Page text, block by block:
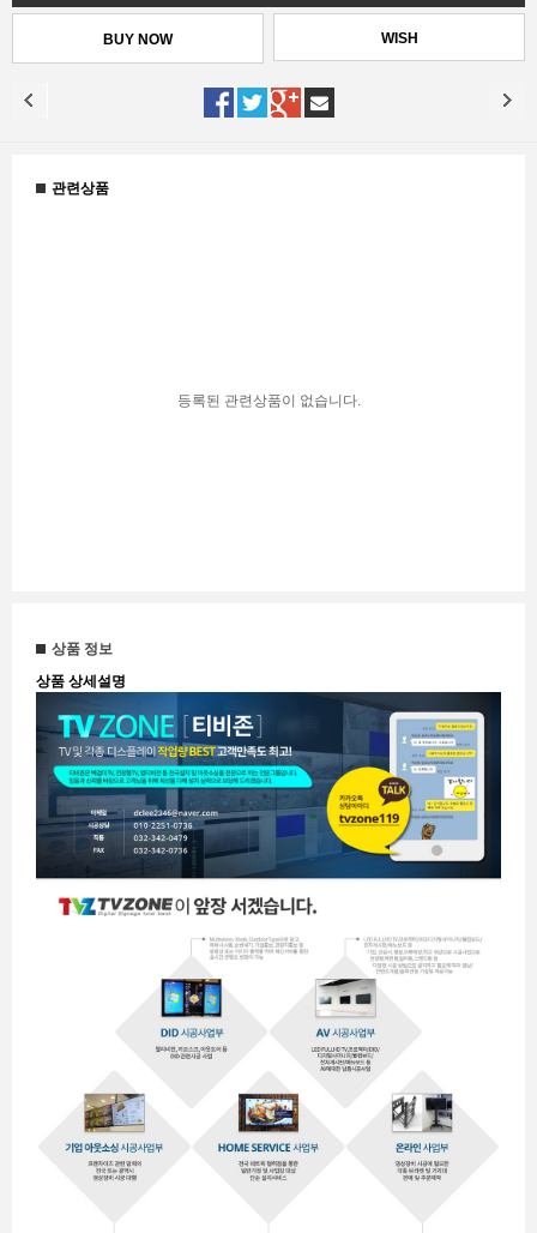
WISH
관련상품
등록된 관련상품이 없습니다.
상품 정보
상품 상세설명